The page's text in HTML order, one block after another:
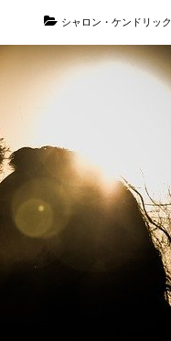
シャロン・ケンドリック